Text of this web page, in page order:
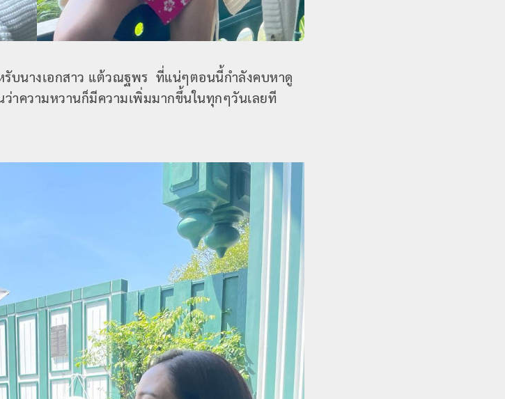
รับนางเอกสาว แต้วณฐพร ที่แน่ๆตอนนี้กำลังคบหาดู
าความหวานก็มีความเพิ่มมากขึ้นในทุกๆวันเลยที